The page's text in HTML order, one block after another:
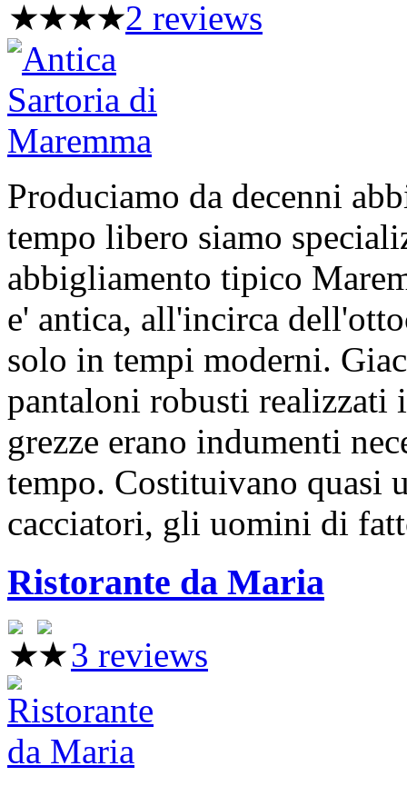
2 reviews
Produciamo da decenni
tempo libero siamo
abbigliamento tipico
e' antica, all'incirca
solo in tempi moderni.
pantaloni robusti realizzati
grezze erano indumenti
tempo. Costituivano quasi
cacciatori, gli uomini di
Ristorante da Maria
3 reviews